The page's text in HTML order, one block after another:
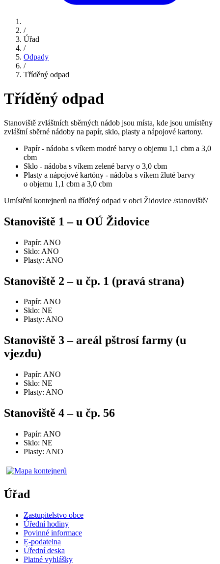
/
Úřad
/
Odpady
/
Tříděný odpad
Tříděný odpad
Stanoviště zvláštních sběrných nádob jsou místa, kde jsou umístěny
zvláštní sběrné nádoby na papír, sklo, plasty a nápojové kartony.
Papír - nádoba s víkem modré barvy o objemu 1,1 cbm a 3,0
cbm
Sklo - nádoba s víkem zelené barvy o 3,0 cbm
Plasty a nápojové kartóny - nádoba s víkem žluté barvy
o objemu 1,1 cbm a 3,0 cbm
Umístění kontejnerů na tříděný odpad v obci Židovice /stanoviště/
Stanoviště 1 – u OÚ Židovice
Papír: ANO
Sklo: ANO
Plasty: ANO
Stanoviště 2 – u čp. 1 (pravá strana)
Papír: ANO
Sklo: NE
Plasty: ANO
Stanoviště 3 – areál pštrosí farmy (u
vjezdu)
Papír: ANO
Sklo: NE
Plasty: ANO
Stanoviště 4 – u čp. 56
Papír: ANO
Sklo: NE
Plasty: ANO
Úřad
Zastupitelstvo obce
Úřední hodiny
Povinné informace
E-podatelna
Úřední deska
Platné vyhlášky